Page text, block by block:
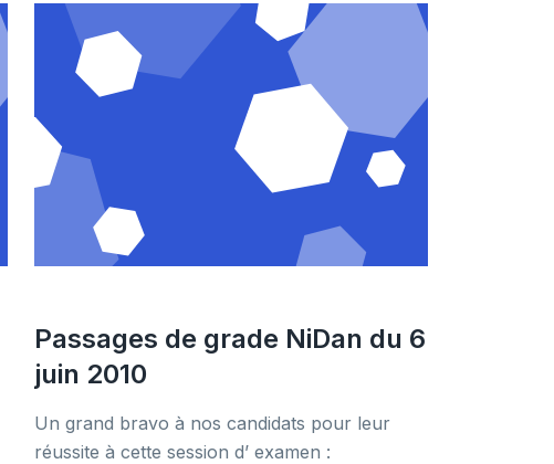
Passages de grade NiDan du 6
juin 2010
Un grand bravo à nos candidats pour leur
réussite à cette session d’ examen :